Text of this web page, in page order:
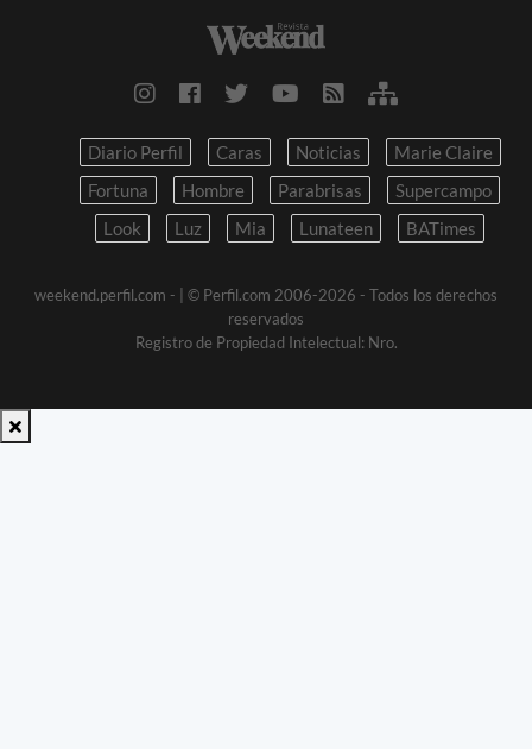
Diario Perfil Caras Noticias
Marie Claire
Fortuna
Hombre Parabrisas
Supercampo
Look
Luz Mia Lunateen BATimes
weekend.perfil.com -
| © Perfil.com 2006-2026 - Todos los derechos
reservados
Registro de Propiedad Intelectual: Nro.